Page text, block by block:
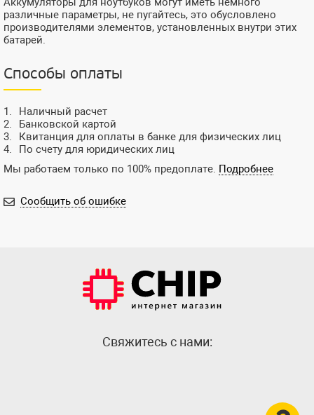
различные параметры, не пугайтесь, это обусловлено
производителями элементов, установленных внутри этих
батарей.
Способы оплаты
Наличный расчет
Банковской картой
Квитанция для оплаты в банке для физических лиц
По счету для юридических лиц
Мы работаем только по 100% предоплате. Подробнее
Сообщить об ошибке
Cвяжитесь с нами: